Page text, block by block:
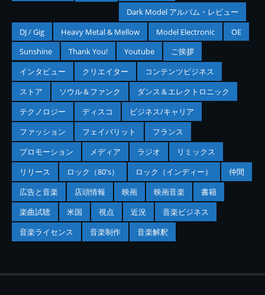
Dark Model アルバム・レビュー
DJ / Gig
Heavy Metal & Mellow Model Electronic
OE
Sunshine
Thank You! Youtube
ご挨拶
インタビュー
クリエイター
コンテンツビジネス
ストア
ソウル＆ファンク
ダンス＆エレクトロニック
テクノロジー
ディスコ
ビジネス/キャリア
ファッション
フェイバリット
フランス
プロモーション
メディア ラジオ
リミックス
リリース
ロック（80's） ロック（インディー）
仲間
広告と音楽
店頭情報 映画 映画音楽
書籍
楽曲試聴
米国 視点 近況
音楽ビジネス
音楽ライセンス
音楽制作 音楽解釈